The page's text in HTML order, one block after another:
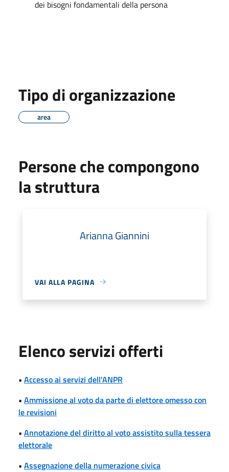
dei bisogni fondamentali della persona
Tipo di organizzazione
area
Persone che compongono
la struttura
Arianna Giannini
VAI ALLA PAGINA
Elenco servizi offerti
• Accesso ai servizi dell'ANPR
• Ammissione al voto da parte di elettore omesso con
le revisioni
• Annotazione del diritto al voto assistito sulla tessera
elettorale
• Assegnazione della numerazione civica